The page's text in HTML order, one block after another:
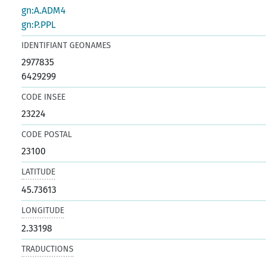
gn:A.ADM4
gn:P.PPL
IDENTIFIANT GEONAMES
2977835
6429299
CODE INSEE
23224
CODE POSTAL
23100
LATITUDE
45.73613
LONGITUDE
2.33198
TRADUCTIONS